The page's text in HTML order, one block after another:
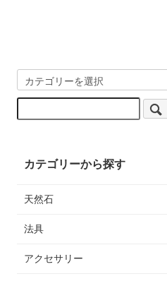
カテゴリーから探す
天然石
法具
アクセサリー